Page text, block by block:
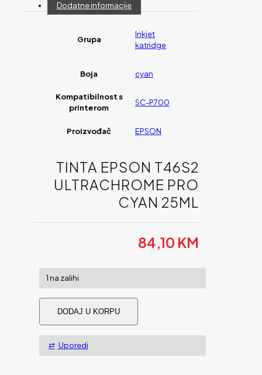
Dodatne informacije
Grupa
Inkjet
katridge
Boja cyan
Kompatibilnost s
printerom
SC-P700
Proizvođač EPSON
TINTA EPSON T46S2
ULTRACHROME PRO
CYAN 25ML
84,10 KM
1 na zalihi
Tinta
EPSON
T46S2
UltraChrome
Pro
Cyan
DODAJ U KORPU
Uporedi